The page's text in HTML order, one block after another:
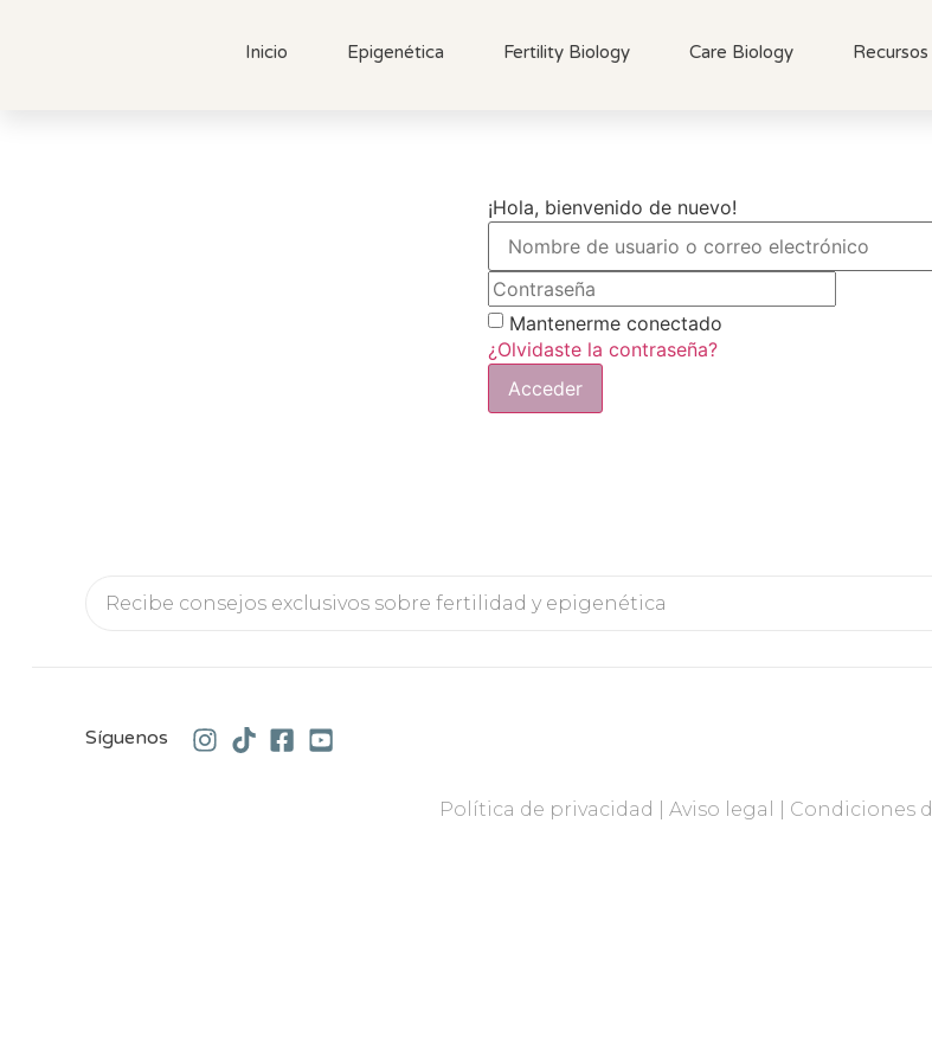
Inicio Epigenética Fertility Biology Care Biology
¡Hola, bienvenido de nuevo!
Mantenerme conectado
¿Olvidaste la contraseña?
Acceder
Síguenos
Política de privacidad Aviso legal Condiciones